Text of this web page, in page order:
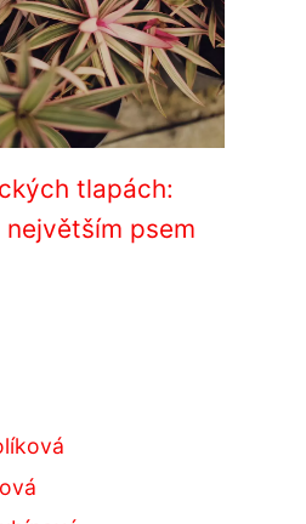
tlapách:
největším psem